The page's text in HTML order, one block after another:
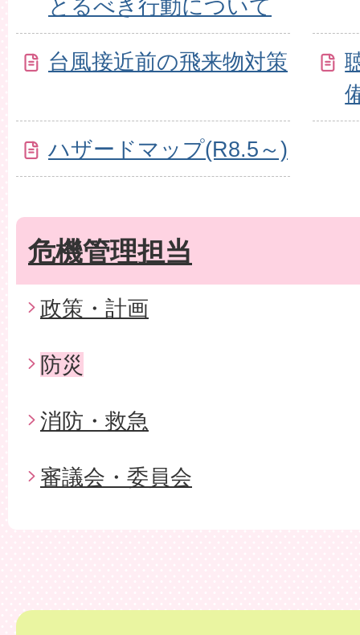
とるべき行動について
台風接近前の飛来物対策
ハザードマップ(R8.5～)
危機管理担当
政策・計画
防災
消防・救急
審議会・委員会